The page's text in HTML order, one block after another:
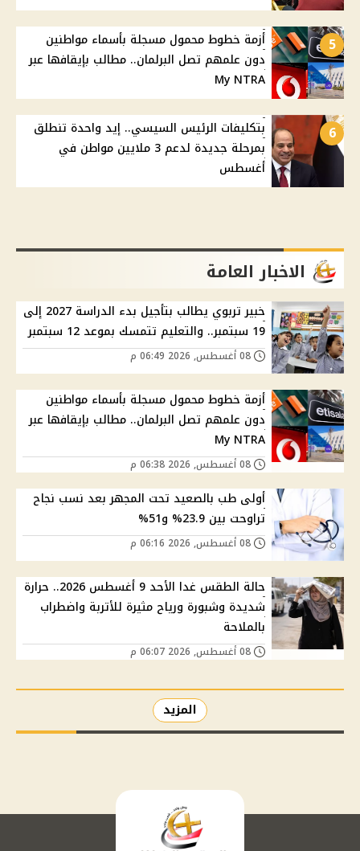
5
أزمة خطوط محمول مسجلة بأسماء مواطنين
دون علمهم تصل البرلمان.. مطالب بإيقافها عبر
My NTRA
6
بتكليفات الرئيس السيسي.. إيد واحدة تنطلق
بمرحلة جديدة لدعم 3 ملايين مواطن في
أغسطس
الاخبار العامة
خبير تربوي يطالب بتأجيل بدء الدراسة 2027 إلى
19 سبتمبر.. والتعليم تتمسك بموعد 12 سبتمبر
أزمة خطوط محمول مسجلة بأسماء مواطنين
دون علمهم تصل البرلمان.. مطالب بإيقافها عبر
My NTRA
أولى طب بالصعيد تحت المجهر بعد نسب نجاح
تراوحت بين 23.9% و51%
حالة الطقس غدا الأحد 9 أغسطس 2026.. حرارة
شديدة وشبورة ورياح مثيرة للأتربة واضطراب
بالملاحة
المزيد